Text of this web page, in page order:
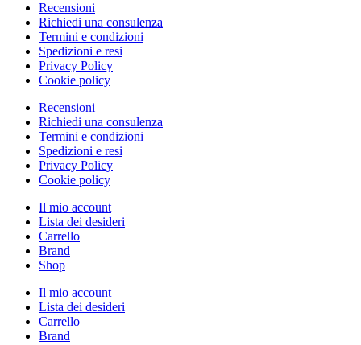
Recensioni
Richiedi una consulenza
Termini e condizioni
Spedizioni e resi
Privacy Policy
Cookie policy
Recensioni
Richiedi una consulenza
Termini e condizioni
Spedizioni e resi
Privacy Policy
Cookie policy
Il mio account
Lista dei desideri
Carrello
Brand
Shop
Il mio account
Lista dei desideri
Carrello
Brand